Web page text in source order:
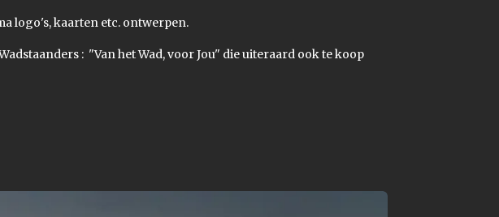
logo's, kaarten etc. ontwerpen.
: "Van het Wad, voor Jou" die uiteraard ook te koop